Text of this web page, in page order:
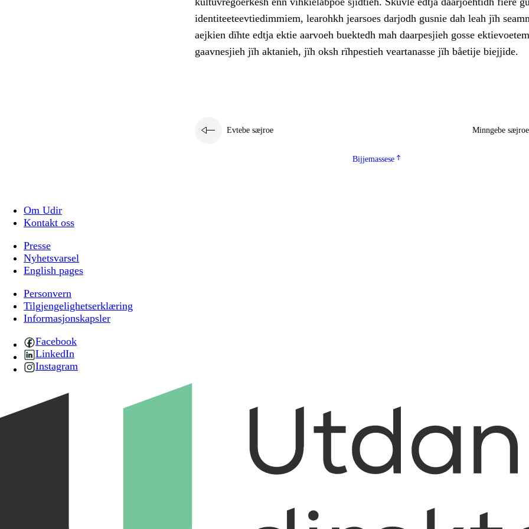
identiteeteevtiedimmiem, learohkh jearsoes darjodh gusnie dah leah jïh
aejkien dïhte edtja ektie aarvoeh buektedh mah daarpesjieh gosse ektievoetem
gaavnesjieh jïh aktanieh, jïh oksh rïhpestieh veartanasse jïh båetije biejjide.
Evtebe sæjroe Minngebe sæjroe
Bijjemassese
Om Udir
Kontakt oss
Presse
Nyhetsvarsel
English pages
Personvern
Tilgjengelighetserklæring
Informasjonskapsler
Facebook
LinkedIn
Instagram